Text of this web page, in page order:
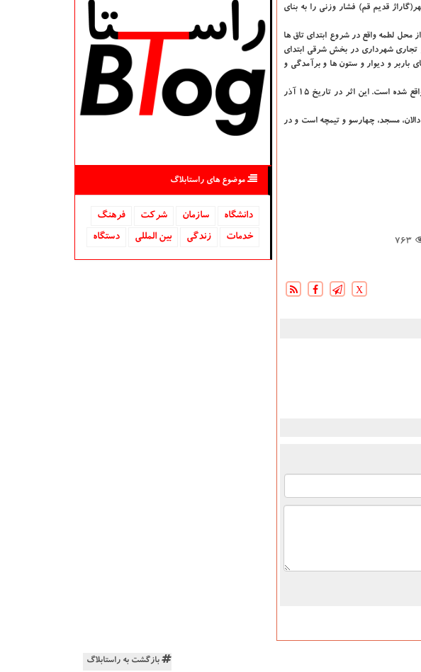
قدیم قم) فشار وزنی را به بنای
محل لطمه واقع در شروع ابتدای تاق ها
تجاری شهرداری در بخش شرقی ابتدای
و دیوار و ستون ها و برآمدگی و
مجموعه تاریخی بازار ساوه مربوط به دوره صفوی است، امتداد این بنا از شمال به خیابان امام خمینی(ره) و از جنوب در میدان انقلاب واقع شده است. این اثر در تاریخ ۱۵ آذر
چند دالان، مسجد، چهارسو و تیمچه است و در
763
X
موضوع های راستابلاگ
دانشگاه‌ سازمان شركت
فرهنگ
خدمات
زندگی بین المللی دستگاه
بازگشت به راستابلاگ